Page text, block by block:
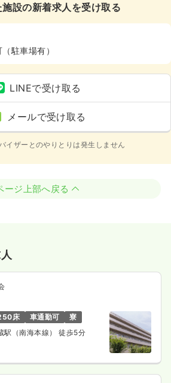
設の新着求人を受け取る
駐車場有）
LINEで受け取る
メールで受け取る
イザーとのやりとりは発生しません
ージ上部へ戻る
床 車通勤可
寮
駅（南海本線） 徒歩5分